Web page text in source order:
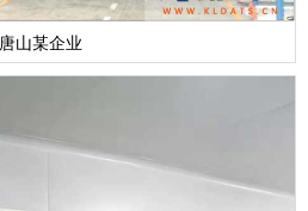
唐山某企业